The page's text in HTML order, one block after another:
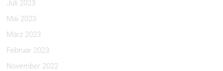
Juli 2023
Mai 2023
März 2023
Februar 2023
November 2022